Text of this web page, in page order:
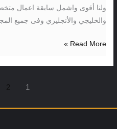
ولنا أقوى واشمل سابقة اعمال
والخليجي والأنجليزي وفى جميع
موشن
جرافيك
Read More »
1
2